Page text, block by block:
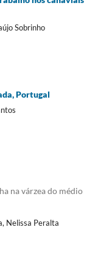
Sobrinho
Portugal
na várzea do médio
Nelissa Peralta